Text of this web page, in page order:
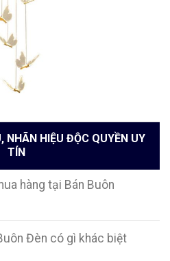
NHÃN HIỆU ĐỘC QUYỀN UY
TÍN
hàng tại Bán Buôn
Đèn có gì khác biệt